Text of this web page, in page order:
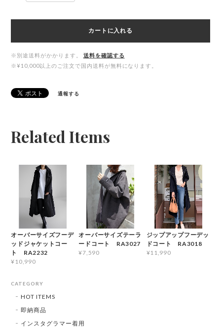
カートに入れる
※別途送料がかかります。
送料を確認する
※¥10,000以上のご注文で国内送料が無料になります。
通報する
Related Items
オーバーサイズフーデ
ッドジャケットコー
ト RA2232
¥10,990
オーバーサイズテーラ
ードコート RA3027
¥7,590
ジップアップフーデッ
ドコート RA3018
¥11,990
CATEGORY
HOT ITEMS
即納商品
インスタグラマー着用